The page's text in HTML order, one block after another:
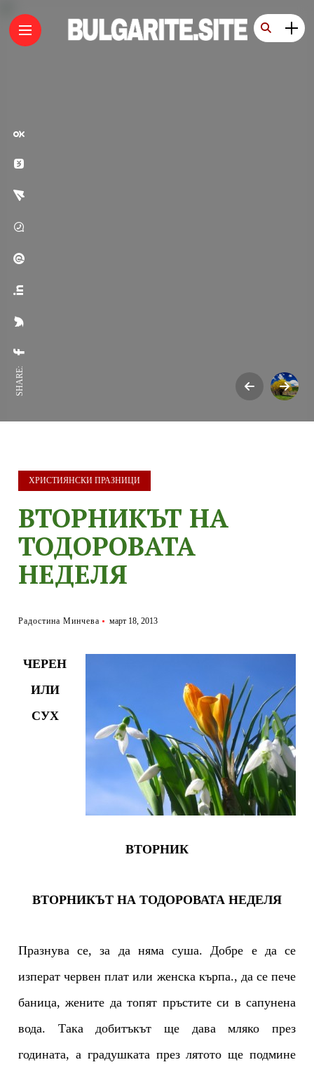
SHARE:
ХРИСТИЯНСКИ ПРАЗНИЦИ
ВТОРНИКЪТ НА
ТОДОРОВАТА
НЕДЕЛЯ
Радостина Минчева март 18, 2013
ЧЕРЕН
ИЛИ
СУХ
ВТОРНИК
ВТОРНИКЪТ НА ТОДОРОВАТА НЕДЕЛЯ
Празнува се, за да няма суша. Добре е да се
изперат червен плат или женска кърпа., да се пече
баница, жените да топят пръстите си в сапунена
вода. Така добитъкът ще дава мляко през
годината, а градушката през лятото ще подмине